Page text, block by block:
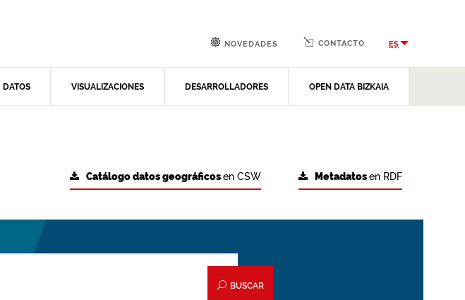
DATOS VISUALIZACIONES DESARROLLADORES OPEN DATA BIZKAIA
NOVEDADES CONTACTO ES
Metadatosen RDF
Catálogo datos geográficosen CSW
BUSCAR